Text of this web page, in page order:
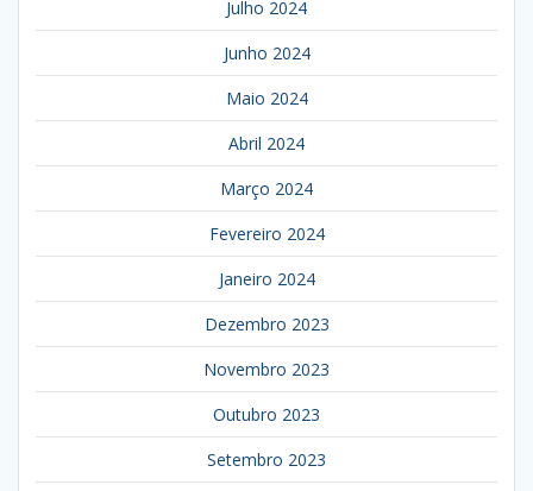
Julho 2024
Junho 2024
Maio 2024
Abril 2024
Março 2024
Fevereiro 2024
Janeiro 2024
Dezembro 2023
Novembro 2023
Outubro 2023
Setembro 2023